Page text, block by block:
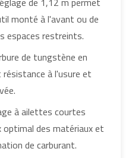
monté à l'avant ou de
espaces restreints.
de tungstène en
à l'usure et
à ailettes courtes
optimal des matériaux et
de carburant.